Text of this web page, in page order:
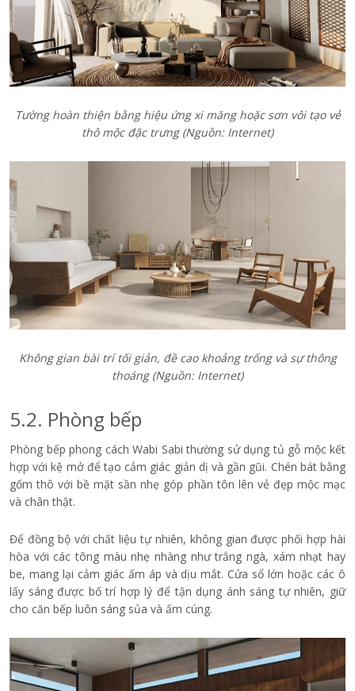
Tường hoàn thiện bằng hiệu ứng xi măng hoặc sơn vôi tạo vẻ
thô mộc đặc trưng (Nguồn: Internet)
Không gian bài trí tối giản, đề cao khoảng trống và sự thông
thoáng (Nguồn: Internet)
5.2. Phòng bếp
Phòng bếp phong cách Wabi Sabi thường sử dụng tủ gỗ mộc kết
hợp với kệ mở để tạo cảm giác giản dị và gần gũi. Chén bát bằng
gốm thô với bề mặt sần nhẹ góp phần tôn lên vẻ đẹp mộc mạc
và chân thật.
Để đồng bộ với chất liệu tự nhiên, không gian được phối hợp hài
hòa với các tông màu nhẹ nhàng như trắng ngà, xám nhạt hay
be, mang lại cảm giác ấm áp và dịu mắt. Cửa sổ lớn hoặc các ô
lấy sáng được bố trí hợp lý để tận dụng ánh sáng tự nhiên, giữ
cho căn bếp luôn sáng sủa và ấm cúng.